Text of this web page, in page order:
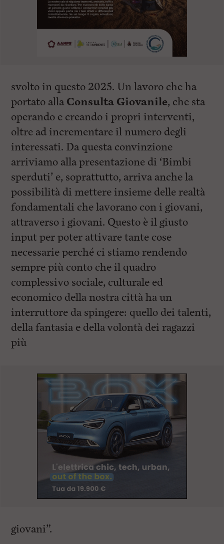
svolto in questo 2025. Un lavoro che ha
portato alla Consulta Giovanile, che sta
operando e creando i propri interventi,
oltre ad incrementare il numero degli
interessati. Da questa convinzione
arriviamo alla presentazione di ‘Bimbi
sperduti’ e, soprattutto, arriva anche la
possibilità di mettere insieme delle realtà
fondamentali che lavorano con i giovani,
attraverso i giovani. Questo è il giusto
input per poter attivare tante cose
necessarie perché ci stiamo rendendo
sempre più conto che il quadro
complessivo sociale, culturale ed
economico della nostra città ha un
interruttore da spingere: quello dei talenti,
della fantasia e della volontà dei ragazzi
più
giovani”.